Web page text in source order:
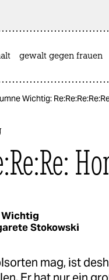
gewalt gegen frauen
Wichtig:
Wichtig
Stokowski
mag, ist